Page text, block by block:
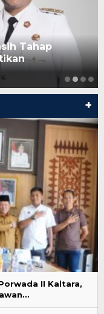
Tahap
+
II Kaltara,